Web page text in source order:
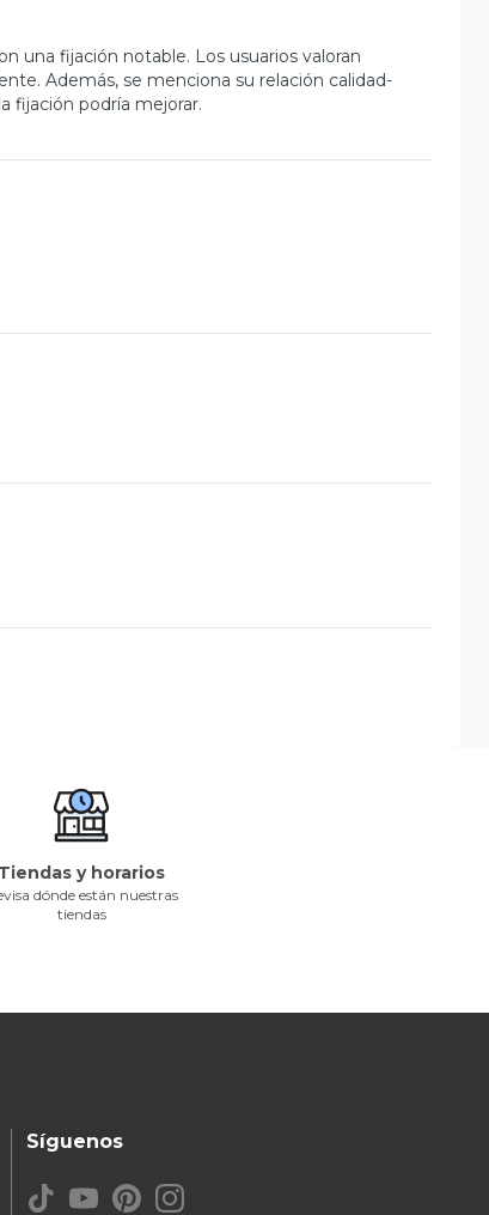
una fijación notable. Los usuarios valoran
Además, se menciona su relación calidad-
fijación podría mejorar.
Tiendas y horarios
dónde están nuestras
tiendas
Síguenos